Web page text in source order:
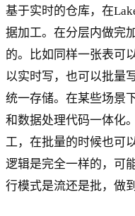
基于实时的仓库，在
据加工。在分层内做完
的。比如同样一张表可
以实时写，也可以批量
统一存储。在某些场景
和数据处理代码一体化
工，在批量的时候也可
逻辑是完全一样的，可
行模式是流还是批，做